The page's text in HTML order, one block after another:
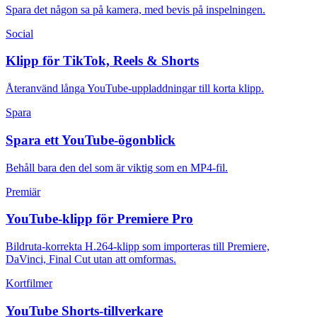
Spara det någon sa på kamera, med bevis på inspelningen.
Social
Klipp för TikTok, Reels & Shorts
Återanvänd långa YouTube-uppladdningar till korta klipp.
Spara
Spara ett YouTube-ögonblick
Behåll bara den del som är viktig som en MP4-fil.
Premiär
YouTube-klipp för Premiere Pro
Bildruta-korrekta H.264-klipp som importeras till Premiere,
DaVinci, Final Cut utan att omformas.
Kortfilmer
YouTube Shorts-tillverkare